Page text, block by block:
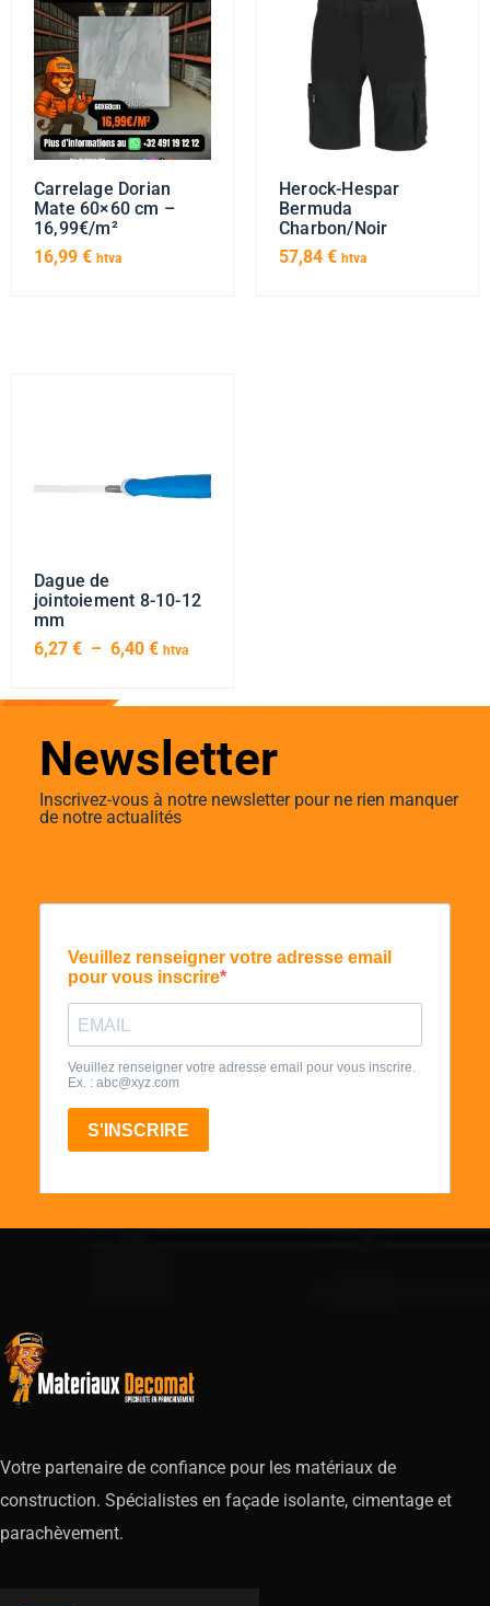
Carrelage Dorian
Mate 60×60 cm –
16,99€/m²
16,99 € htva
Herock-Hespar
Bermuda
Charbon/Noir
57,84 € htva
Dague de
jointoiement 8-10-12
mm
6,27 € – 6,40 € htva
Newsletter
Inscrivez-vous à notre newsletter pour ne rien manquer
de notre actualités
Votre partenaire de confiance pour les matériaux de
construction. Spécialistes en façade isolante, cimentage et
parachèvement.